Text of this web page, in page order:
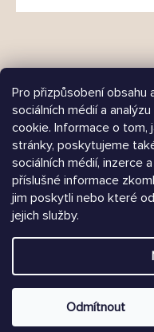
Pro přizpůsobení obsahu
sociálních médií a
cookie. Informace o tom,
stránky, poskytujeme
sociálních médií, inzerce
příslušné informace
jim poskytli nebo které
jejich služby.
Odmítnout
Copyright 2026
Upravit